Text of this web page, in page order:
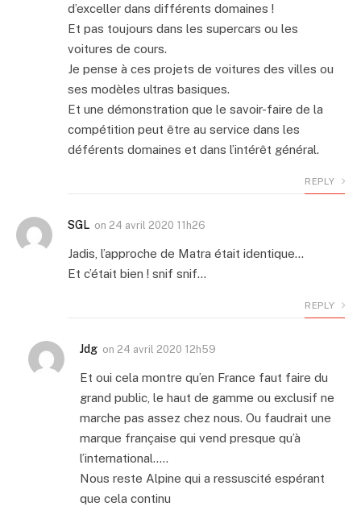
d’exceller dans différents domaines !
Et pas toujours dans les supercars ou les
voitures de cours.
Je pense à ces projets de voitures des villes ou
ses modèles ultras basiques.
Et une démonstration que le savoir-faire de la
compétition peut être au service dans les
déférents domaines et dans l’intérêt général.
REPLY
SGL on 24 avril 2020 11h26
Jadis, l’approche de Matra était identique…
Et c’était bien ! snif snif…
REPLY
Jdg on 24 avril 2020 12h59
Et oui cela montre qu’en France faut faire du
grand public, le haut de gamme ou exclusif ne
marche pas assez chez nous. Ou faudrait une
marque française qui vend presque qu’à
l’international…..
Nous reste Alpine qui a ressuscité espérant
que cela continu